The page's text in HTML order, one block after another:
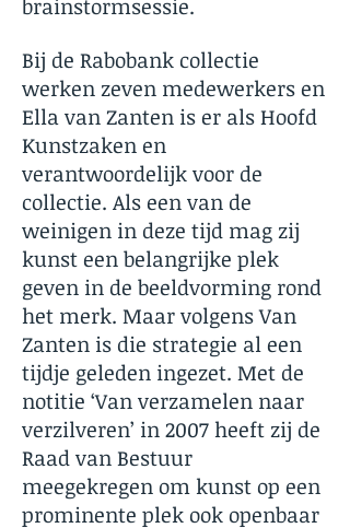
brainstormsessie.
Bij de Rabobank collectie
werken zeven medewerkers en
Ella van Zanten is er als Hoofd
Kunstzaken en
verantwoordelijk voor de
collectie. Als een van de
weinigen in deze tijd mag zij
kunst een belangrijke plek
geven in de beeldvorming rond
het merk. Maar volgens Van
Zanten is die strategie al een
tijdje geleden ingezet. Met de
notitie ‘Van verzamelen naar
verzilveren’ in 2007 heeft zij de
Raad van Bestuur
meegekregen om kunst op een
prominente plek ook openbaar